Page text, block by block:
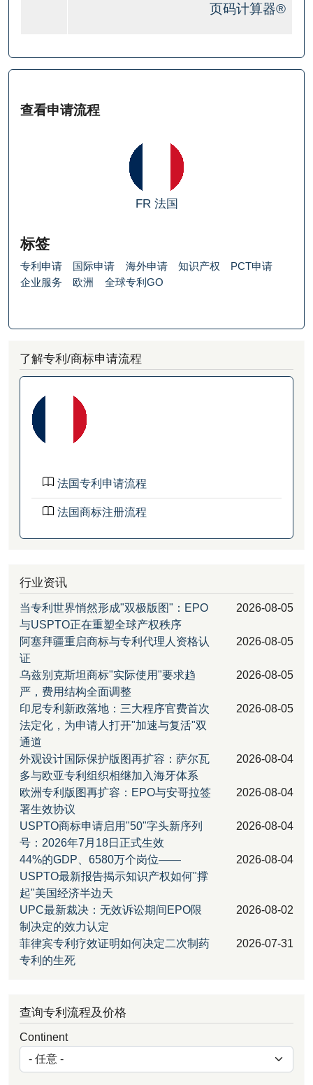
页码计算器®
查看申请流程
FR 法国
标签
专利申请 国际申请 海外申请 知识产权
PCT申请
企业服务
欧洲 全球专利GO
了解专利/商标申请流程
法国专利申请流程
法国商标注册流程
行业资讯
当专利世界悄然形成"双极版图"：EPO
与USPTO正在重塑全球产权秩序
2026-08-05
阿塞拜疆重启商标与专利代理人资格认
证
2026-08-05
乌兹别克斯坦商标"实际使用"要求趋
严，费用结构全面调整
2026-08-05
印尼专利新政落地：三大程序官费首次
法定化，为申请人打开"加速与复活"双
通道
2026-08-05
外观设计国际保护版图再扩容：萨尔瓦
多与欧亚专利组织相继加入海牙体系
2026-08-04
欧洲专利版图再扩容：EPO与安哥拉签
署生效协议
2026-08-04
USPTO商标申请启用"50"字头新序列
号：2026年7月18日正式生效
2026-08-04
44%的GDP、6580万个岗位——
USPTO最新报告揭示知识产权如何"撑
起"美国经济半边天
2026-08-04
UPC最新裁决：无效诉讼期间EPO限
制决定的效力认定
2026-08-02
菲律宾专利疗效证明如何决定二次制药
专利的生死
2026-07-31
查询专利流程及价格
Continent